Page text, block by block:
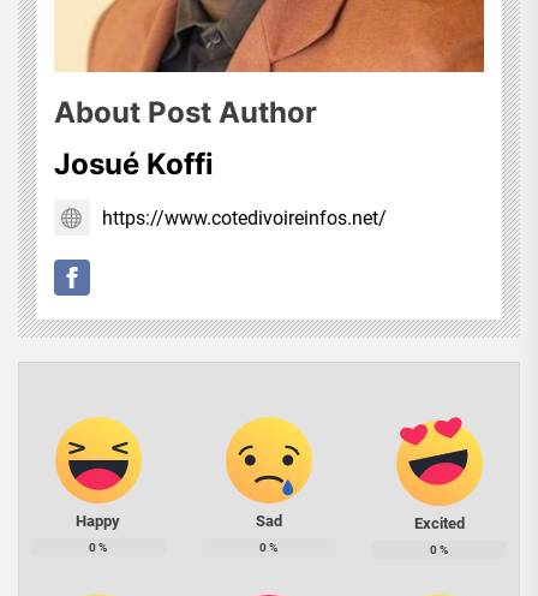
About Post Author
Josué Koffi
https://www.cotedivoireinfos.net/
Happy
0%
Sad
0%
Excited
0%